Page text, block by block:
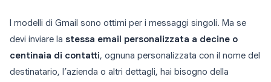
I modelli di Gmail sono ottimi per i messaggi singoli. Ma se
devi inviare la stessa email personalizzata a decine o
centinaia di contatti, ognuna personalizzata con il nome del
destinatario, l’azienda o altri dettagli, hai bisogno della